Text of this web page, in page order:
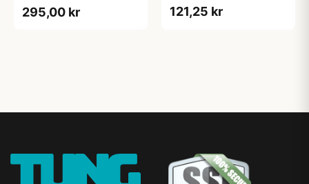
295,00 kr 121,25 kr